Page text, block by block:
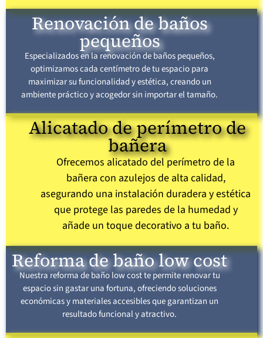
Renovación de baños
pequeños
Especializados en la renovación de baños pequeños,
optimizamos cada centímetro de tu espacio para
maximizar su funcionalidad y estética, creando un
ambiente práctico y acogedor sin importar el tamaño.
Alicatado de perímetro de
bañera
Ofrecemos alicatado del perímetro de la
bañera con azulejos de alta calidad,
asegurando una instalación duradera y estética
que protege las paredes de la humedad y
añade un toque decorativo a tu baño.
Reforma de baño low cost
Nuestra reforma de baño low cost te permite renovar tu
espacio sin gastar una fortuna, ofreciendo soluciones
económicas y materiales accesibles que garantizan un
resultado funcional y atractivo.